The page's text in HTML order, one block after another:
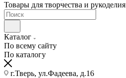
Товары для творчества и рукоделия
Каталог
По всему сайту
По каталогу
г.Тверь, ул.Фадеева, д.16